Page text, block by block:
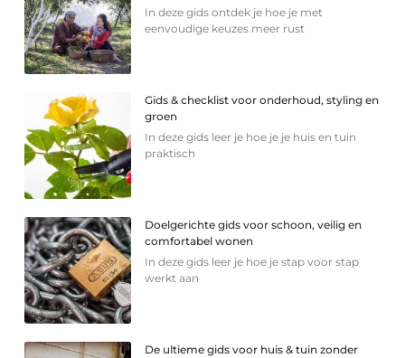
In deze gids ontdek je hoe je met
eenvoudige keuzes meer rust
Gids & checklist voor onderhoud, styling en
groen
In deze gids leer je hoe je je huis en tuin
praktisch
Doelgerichte gids voor schoon, veilig en
comfortabel wonen
In deze gids leer je hoe je stap voor stap
werkt aan
De ultieme gids voor huis & tuin zonder